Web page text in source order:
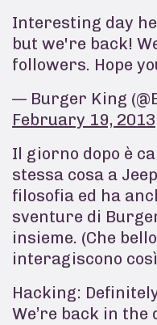
Interesting day
but we're back!
followers. Hope
— Burger King
February 19, 2013
Il giorno dopo è
stessa cosa a
filosofia ed ha
sventure di
insieme. (Che
interagiscono
Hacking:
We’re back in the